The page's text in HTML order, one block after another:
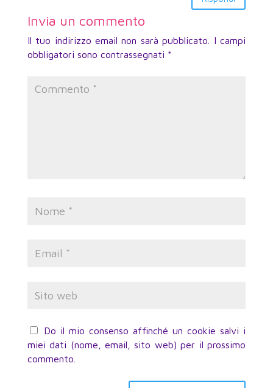
Invia un commento
Il tuo indirizzo email non sarà pubblicato.
I campi
obbligatori sono contrassegnati *
Do il mio consenso affinché un cookie salvi i
miei dati (nome, email, sito web) per il prossimo
commento.